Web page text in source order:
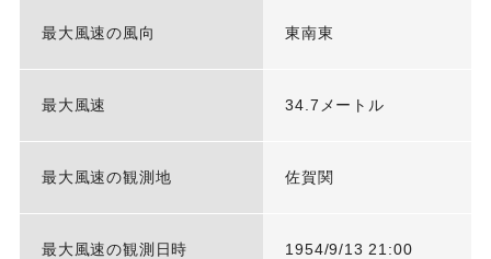
最大風速の風向 東南東
最大風速 34.7メートル
最大風速の観測地 佐賀関
最大風速の観測日時 1954/9/13 21:00